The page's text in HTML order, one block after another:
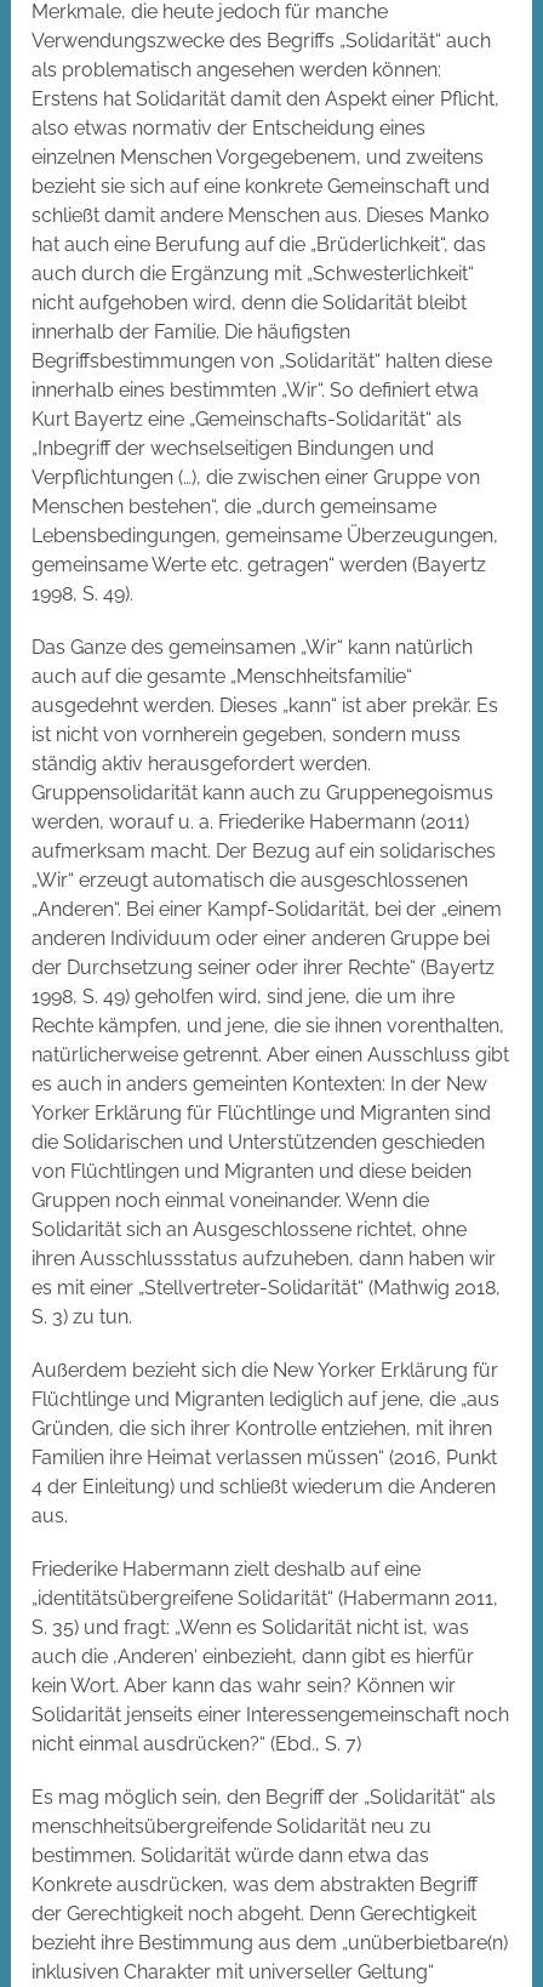
Merkmale, die heute jedoch für manche
Verwendungszwecke des Begriffs „Solidarität“ auch
als problematisch angesehen werden können:
Erstens hat Solidarität damit den Aspekt einer Pflicht,
also etwas normativ der Entscheidung eines
einzelnen Menschen Vorgegebenem, und zweitens
bezieht sie sich auf eine konkrete Gemeinschaft und
schließt damit andere Menschen aus. Dieses Manko
hat auch eine Berufung auf die „Brüderlichkeit“, das
auch durch die Ergänzung mit „Schwesterlichkeit“
nicht aufgehoben wird, denn die Solidarität bleibt
innerhalb der Familie. Die häufigsten
Begriffsbestimmungen von „Solidarität“ halten diese
innerhalb eines bestimmten „Wir“. So definiert etwa
Kurt Bayertz eine „Gemeinschafts-Solidarität“ als
„Inbegriff der wechselseitigen Bindungen und
Verpflichtungen (…), die zwischen einer Gruppe von
Menschen bestehen“, die „durch gemeinsame
Lebensbedingungen, gemeinsame Überzeugungen,
gemeinsame Werte etc. getragen“ werden (Bayertz
1998, S. 49).
Das Ganze des gemeinsamen „Wir“ kann natürlich
auch auf die gesamte „Menschheitsfamilie“
ausgedehnt werden. Dieses „kann“ ist aber prekär. Es
ist nicht von vornherein gegeben, sondern muss
ständig aktiv herausgefordert werden.
Gruppensolidarität kann auch zu Gruppenegoismus
werden, worauf u. a. Friederike Habermann (2011)
aufmerksam macht. Der Bezug auf ein solidarisches
„Wir“ erzeugt automatisch die ausgeschlossenen
„Anderen“. Bei einer Kampf-Solidarität, bei der „einem
anderen Individuum oder einer anderen Gruppe bei
der Durchsetzung seiner oder ihrer Rechte“ (Bayertz
1998, S. 49) geholfen wird, sind jene, die um ihre
Rechte kämpfen, und jene, die sie ihnen vorenthalten,
natürlicherweise getrennt. Aber einen Ausschluss gibt
es auch in anders gemeinten Kontexten: In der New
Yorker Erklärung für Flüchtlinge und Migranten sind
die Solidarischen und Unterstützenden geschieden
von Flüchtlingen und Migranten und diese beiden
Gruppen noch einmal voneinander. Wenn die
Solidarität sich an Ausgeschlossene richtet, ohne
ihren Ausschlussstatus aufzuheben, dann haben wir
es mit einer „Stellvertreter-Solidarität“ (Mathwig 2018,
S. 3) zu tun.
Außerdem bezieht sich die New Yorker Erklärung für
Flüchtlinge und Migranten lediglich auf jene, die „aus
Gründen, die sich ihrer Kontrolle entziehen, mit ihren
Familien ihre Heimat verlassen müssen“ (2016, Punkt
4 der Einleitung) und schließt wiederum die Anderen
aus.
Friederike Habermann zielt deshalb auf eine
„identitätsübergreifene Solidarität“ (Habermann 2011,
S. 35) und fragt: „Wenn es Solidarität nicht ist, was
auch die ‚Anderen‘ einbezieht, dann gibt es hierfür
kein Wort. Aber kann das wahr sein? Können wir
Solidarität jenseits einer Interessengemeinschaft noch
nicht einmal ausdrücken?“ (Ebd., S. 7)
Es mag möglich sein, den Begriff der „Solidarität“ als
menschheitsübergreifende Solidarität neu zu
bestimmen. Solidarität würde dann etwa das
Konkrete ausdrücken, was dem abstrakten Begriff
der Gerechtigkeit noch abgeht. Denn Gerechtigkeit
bezieht ihre Bestimmung aus dem „unüberbietbare(n)
inklusiven Charakter mit universeller Geltung“